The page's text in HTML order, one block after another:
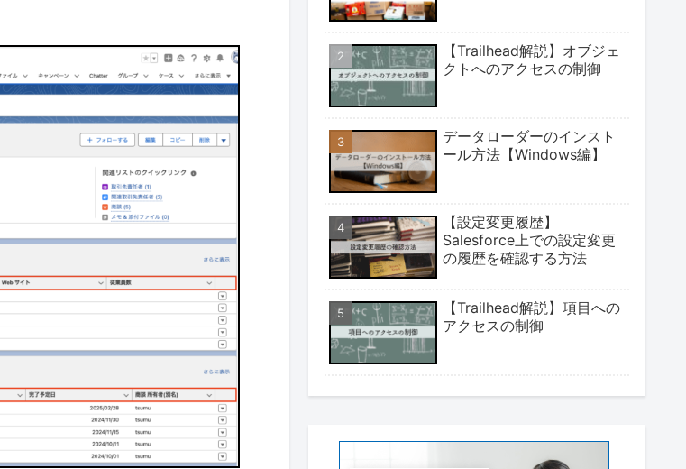
【Trailhead解説】オブジェ
クトへのアクセスの制御
データローダーのインスト
ール方法【Windows編】
【設定変更履歴】
Salesforce上での設定変更
の履歴を確認する方法
【Trailhead解説】項目への
アクセスの制御